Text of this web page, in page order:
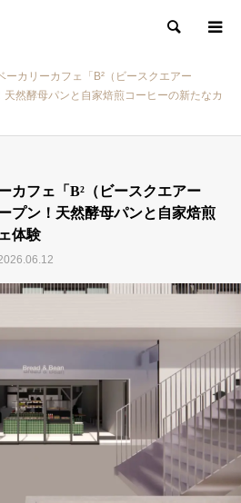
検索
ーカリーカフェ「B²（ビースクエアー
天然酵母パンと自家焙煎コーヒーの新たなカ
カフェ「B²（ビースクエアー
プン！天然酵母パンと自家焙煎
体験